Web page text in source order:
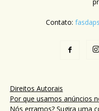
Contato:
Direitos Autorais
Por que usamos anúncios
Nós erramos? Sugira uma